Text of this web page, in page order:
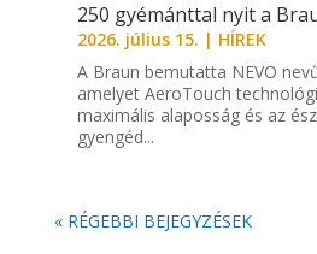
250 gyémánttal nyit a
2026. július 15. | HÍREK
A Braun bemutatta NEVO
amelyet AeroTouch
maximális alaposság és az
gyengéd...
« RÉGEBBI BEJEGYZÉSEK